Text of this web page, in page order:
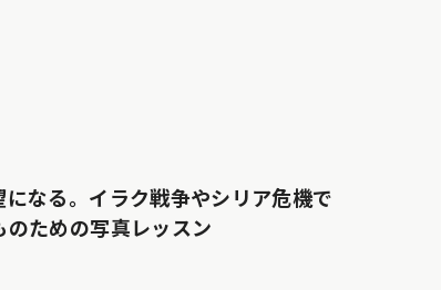
になる。イラク戦争やシリア危機で
のための写真レッスン